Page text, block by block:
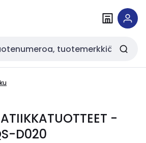
-
D020